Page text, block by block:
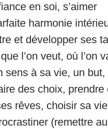
en soi, s’aimer
harmonie
et développer ses
l’on veut, où l’on
sens à sa vie, un
des choix,
rêves, choisir sa vie
(remettre